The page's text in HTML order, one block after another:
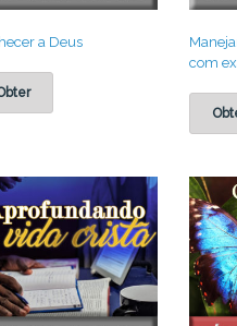
a Deus
com